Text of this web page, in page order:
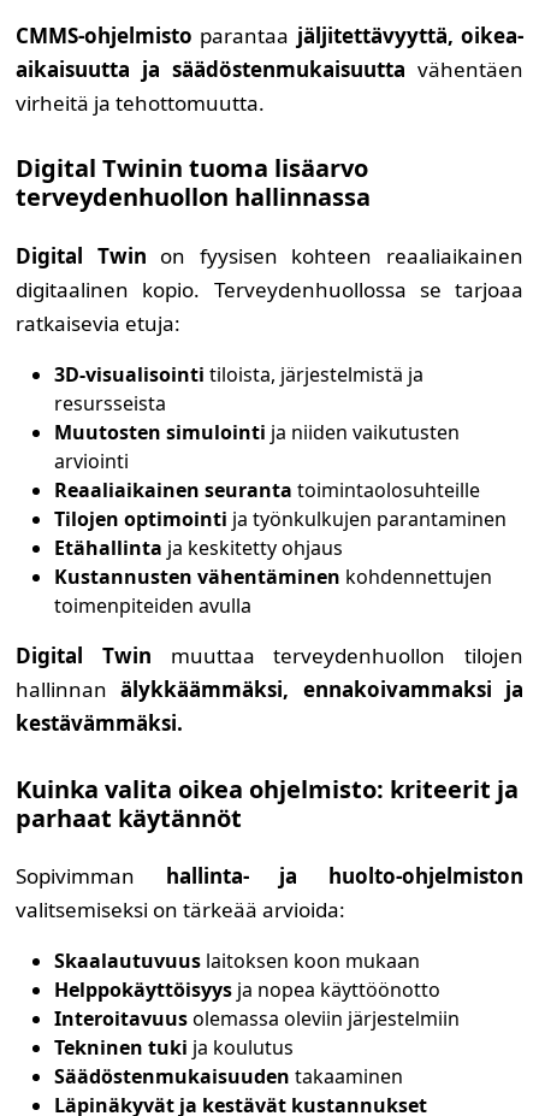
CMMS-ohjelmisto parantaa jäljitettävyyttä, oikea-
aikaisuutta ja säädöstenmukaisuutta vähentäen
virheitä ja tehottomuutta.
Digital Twinin tuoma lisäarvo
terveydenhuollon hallinnassa
Digital Twin on fyysisen kohteen reaaliaikainen
digitaalinen kopio. Terveydenhuollossa se tarjoaa
ratkaisevia etuja:
3D-visualisointi tiloista, järjestelmistä ja
resursseista
Muutosten simulointi ja niiden vaikutusten
arviointi
Reaaliaikainen seuranta toimintaolosuhteille
Tilojen optimointi ja työnkulkujen parantaminen
Etähallinta ja keskitetty ohjaus
Kustannusten vähentäminen kohdennettujen
toimenpiteiden avulla
Digital Twin muuttaa terveydenhuollon tilojen
hallinnanälykkäämmäksi, ennakoivammaksi ja
kestävämmäksi.
Kuinka valita oikea ohjelmisto: kriteerit ja
parhaat käytännöt
Sopivimman hallinta- ja huolto-ohjelmiston
valitsemiseksi on tärkeää arvioida:
Skaalautuvuus laitoksen koon mukaan
Helppokäyttöisyys ja nopea käyttöönotto
Interoitavuusolemassa oleviin järjestelmiin
Tekninen tuki ja koulutus
Säädöstenmukaisuuden takaaminen
Läpinäkyvät ja kestävät kustannukset